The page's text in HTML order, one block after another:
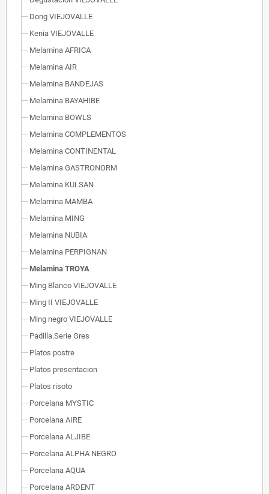
Dong VIEJOVALLE
Kenia VIEJOVALLE
Melamina AFRICA
Melamina AIR
Melamina BANDEJAS
Melamina BAYAHIBE
Melamina BOWLS
Melamina COMPLEMENTOS
Melamina CONTINENTAL
Melamina GASTRONORM
Melamina KULSAN
Melamina MAMBA
Melamina MING
Melamina NUBIA
Melamina PERPIGNAN
Melamina TROYA
Ming Blanco VIEJOVALLE
Ming II VIEJOVALLE
Ming negro VIEJOVALLE
Padilla.Serie Gres
Platos postre
Platos presentacion
Platos risoto
Porcelana MYSTIC
Porcelana AIRE
Porcelana ALJIBE
Porcelana ALPHA NEGRO
Porcelana AQUA
Porcelana ARDENT